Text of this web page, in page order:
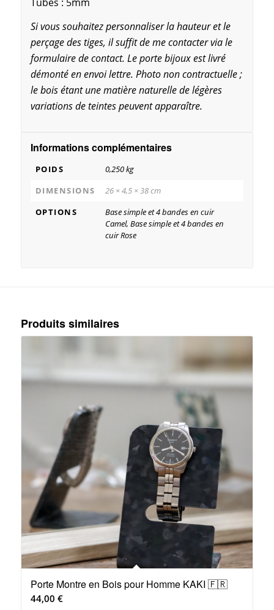
Si vous souhaitez personnaliser la hauteur et le
perçage des tiges, il suffit de me contacter via le
formulaire de contact. Le porte bijoux est livré
démonté en envoi lettre. Photo non contractuelle ;
le bois étant une matière naturelle de légères
variations de teintes peuvent apparaître.
Informations complémentaires
POIDS
0,250 kg
DIMENSIONS
26 × 4,5 × 38 cm
OPTIONS
Base simple et 4 bandes en cuir
Camel, Base simple et 4 bandes en
cuir Rose
Produits similaires
Porte Montre en Bois pour Homme KAKI 🇫🇷
44,00 €